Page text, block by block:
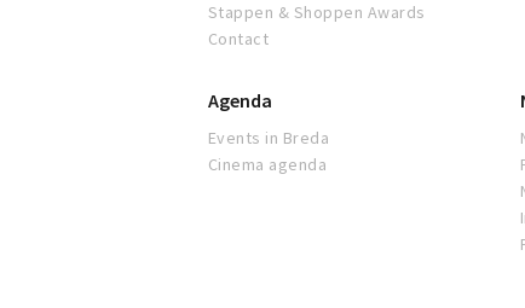
Stappen & Shoppen Awards
Contact
Agenda
Events in Breda
Cinema agenda